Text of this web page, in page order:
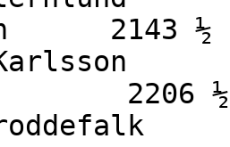
2143 ½
Karlsson
2206 ½